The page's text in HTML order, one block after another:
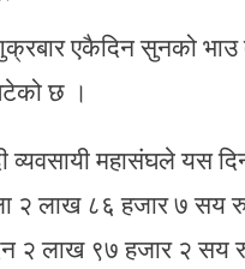
एकैदिन सुनको भाउ
छ ।
व्यवसायी महासंघले यस
२ लाख ८६ हजार ७ सय
२ लाख ९७ हजार २ सय